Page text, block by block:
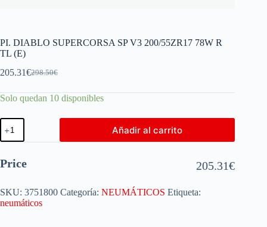
PI. DIABLO SUPERCORSA SP V3 200/55ZR17 78W R
TL (E)
298.50€
205.31€
Solo quedan 10 disponibles
Añadir al carrito
Price 205.31€
SKU: 3751800 Categoría: NEUMÁTICOS Etiqueta:
neumáticos